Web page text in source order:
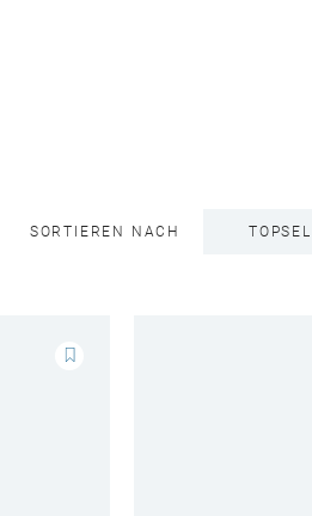
SORTIEREN NACH